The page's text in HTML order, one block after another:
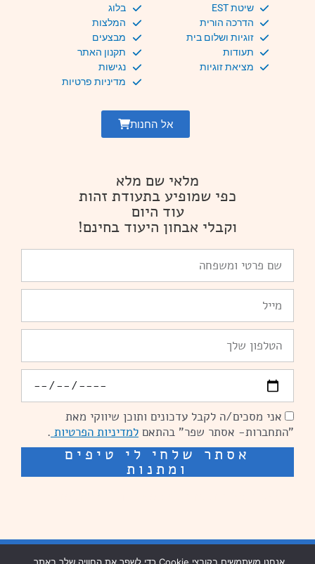
שיטת EST
הדרכה הורית
זוגיות ושלום בית
תעודות
מציאת זוגיות
בלוג
המלצות
מבצעים
תקנון האתר
נגישות
מדיניות פרטיות
אל החנות
מלאי שם מלא
כפי שמופיע בתעודת זהות
עוד היום
וקבלי אבחון היעוד בחינם!
פרטי
ומשפחה
הסכמהאני מסכים/ה לקבל עדכונים ותוכן שיווקי מאת
"התחברות- אסתר שפר" בהתאם למדיניות הפרטיות .
אסתר שלחי לי טיפים
ומתנות